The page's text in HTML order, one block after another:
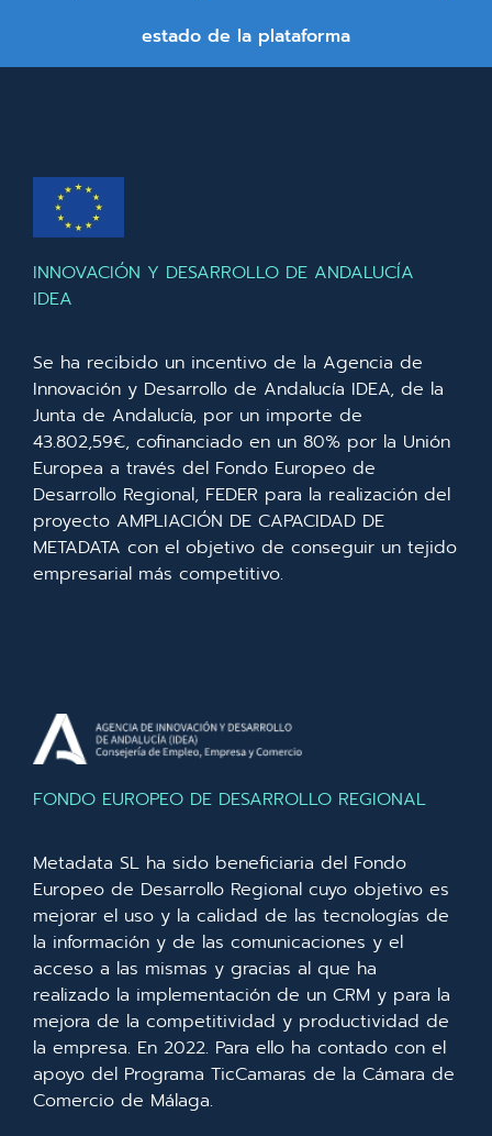
estado de la plataforma
INNOVACIÓN Y DESARROLLO DE ANDALUCÍA
IDEA
Se ha recibido un incentivo de la Agencia de
Innovación y Desarrollo de Andalucía IDEA, de la
Junta de Andalucía, por un importe de
43.802,59€, cofinanciado en un 80% por la Unión
Europea a través del Fondo Europeo de
Desarrollo Regional, FEDER para la realización del
proyecto AMPLIACIÓN DE CAPACIDAD DE
METADATA con el objetivo de conseguir un tejido
empresarial más competitivo.
FONDO EUROPEO DE DESARROLLO REGIONAL
Metadata SL ha sido beneficiaria del Fondo
Europeo de Desarrollo Regional cuyo objetivo es
mejorar el uso y la calidad de las tecnologías de
la información y de las comunicaciones y el
acceso a las mismas y gracias al que ha
realizado la implementación de un CRM y para la
mejora de la competitividad y productividad de
la empresa. En 2022. Para ello ha contado con el
apoyo del Programa TicCamaras de la Cámara de
Comercio de Málaga.